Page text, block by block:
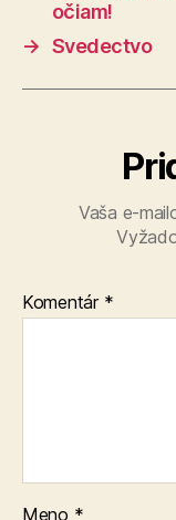
očiam!
→ Svedectvo
Vaša e-
Komentár *
Meno *